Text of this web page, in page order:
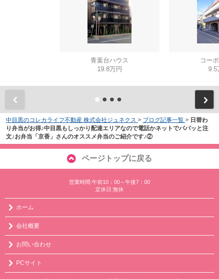
青葉台ハウス
19.8万円
コー
9.5
中目黒のコレカライフ不動産 株式会社ジュネクス > ブログ記事一覧 > 日替わ
り弁当がお得♪中目黒もしっかり配達エリアなので電話かネットでパパッと注
文♪お弁当「京香」さんのオススメ弁当のご紹介です♪②
ページトップに戻る
営業時間:午前10：00～午後7：00
定休日:無休
ホーム
会社概要
お問い合わせ
PCサイト